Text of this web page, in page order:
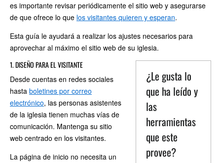
es importante revisar periódicamente el sitio web y asegurarse
de que ofrece lo que los visitantes quieren y esperan.
Esta guía le ayudará a realizar los ajustes necesarios para
aprovechar al máximo el sitio web de su iglesia.
¿Le gusta lo
que ha leído y
las
herramientas
que este
provee?
1. DISEÑO PARA EL VISITANTE
Desde cuentas en redes sociales
hasta boletines por correo
electrónico, las personas asistentes
de la iglesia tienen muchas vías de
comunicación. Mantenga su sitio
web centrado en los visitantes.
La página de inicio no necesita un